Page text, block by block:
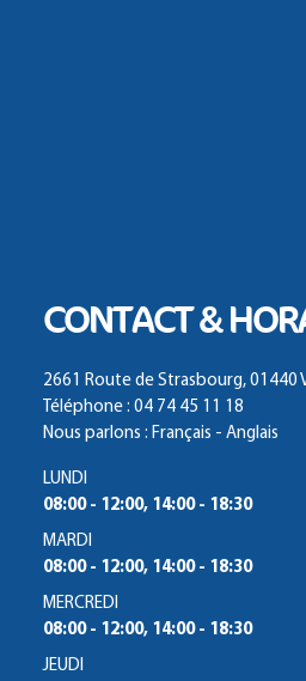
CONTACT &
2661 Route de Strasbourg, 01440
Téléphone : 04 74 45 11 18
Nous parlons : Français - Anglais
LUNDI
08:00 - 12:00, 14:00 - 18:30
MARDI
08:00 - 12:00, 14:00 - 18:30
MERCREDI
08:00 - 12:00, 14:00 - 18:30
JEUDI